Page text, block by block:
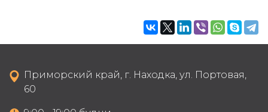
Приморский край, г. Находка, ул. Портовая,
60